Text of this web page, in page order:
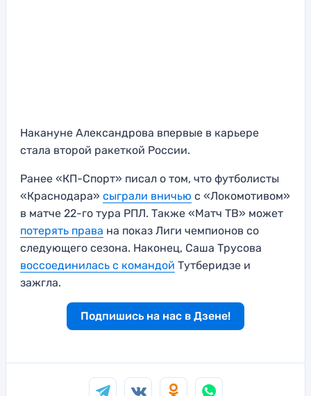
Накануне Александрова впервые в карьере
стала второй ракеткой России.
Ранее «КП-Спорт» писал о том, что футболисты
«Краснодара» сыграли вничью с «Локомотивом»
в матче 22-го тура РПЛ. Также «Матч ТВ» может
потерять права на показ Лиги чемпионов со
следующего сезона. Наконец, Саша Трусова
воссоединилась с командой Тутберидзе и
зажгла.
Подпишись на нас в Дзене!